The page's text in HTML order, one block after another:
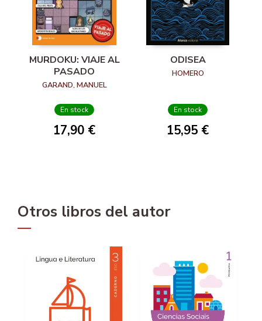
MURDOKU: VIAJE AL
PASADO
GARAND, MANUEL
En stock
17,90 €
ODISEA
HOMERO
En stock
15,95 €
Otros libros del autor